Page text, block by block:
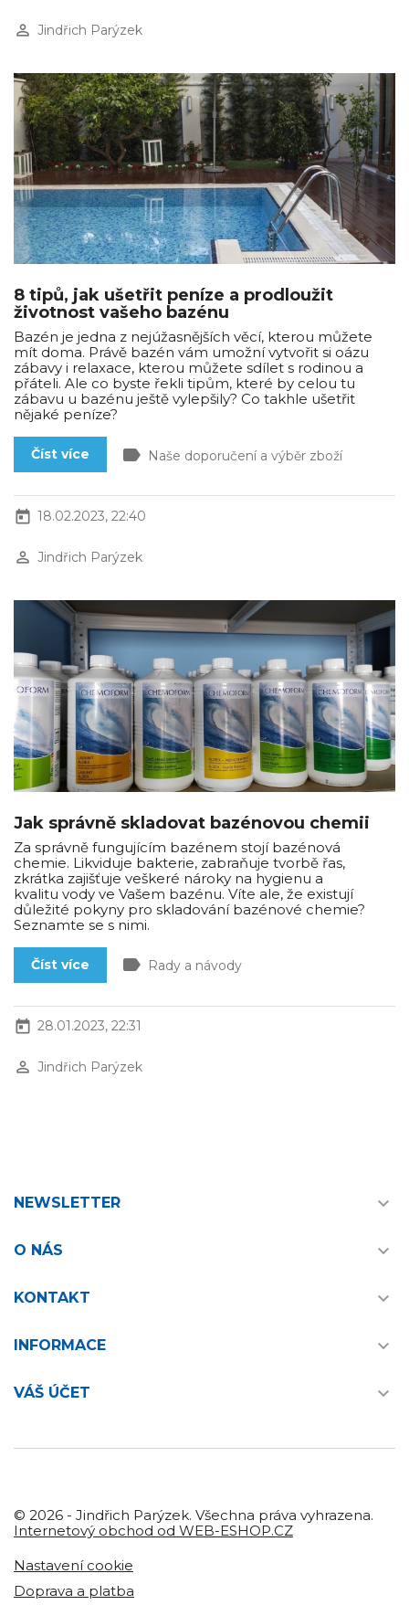
perm_identity Jindřich Parýzek
8 tipů, jak ušetřit peníze a prodloužit
životnost vašeho bazénu
Bazén je jedna z nejúžasnějších věcí, kterou můžete
mít doma. Právě bazén vám umožní vytvořit si oázu
zábavy i relaxace, kterou můžete sdílet s rodinou a
přáteli. Ale co byste řekli tipům, které by celou tu
zábavu u bazénu ještě vylepšily? Co takhle ušetřit
nějaké peníze?
Číst více label Naše doporučení a výběr zboží
today 18.02.2023, 22:40
perm_identity Jindřich Parýzek
Jak správně skladovat bazénovou chemii
Za správně fungujícím bazénem stojí bazénová
chemie. Likviduje bakterie, zabraňuje tvorbě řas,
zkrátka zajišťuje veškeré nároky na hygienu a
kvalitu vody ve Vašem bazénu. Víte ale, že existují
důležité pokyny pro skladování bazénové chemie?
Seznamte se s nimi.
Číst více label Rady a návody
today 28.01.2023, 22:31
perm_identity Jindřich Parýzek
NEWSLETTER 
O NÁS 
KONTAKT 
INFORMACE 
VÁŠ ÚČET 
© 2026 - Jindřich Parýzek. Všechna práva vyhrazena.
Internetový obchod od WEB-ESHOP.CZ
Nastavení cookie
Doprava a platba